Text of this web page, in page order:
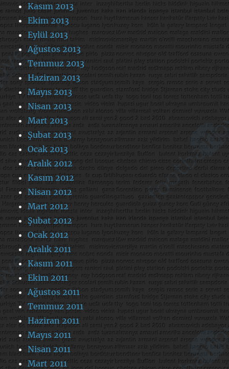
Kasım 2013
Ekim 2013
Eylül 2013
Ağustos 2013
Temmuz 2013
Haziran 2013
Mayıs 2013
Nisan 2013
Mart 2013
Şubat 2013
Ocak 2013
Aralık 2012
Kasım 2012
Nisan 2012
Mart 2012
Şubat 2012
Ocak 2012
Aralık 2011
Kasım 2011
Ekim 2011
Ağustos 2011
Temmuz 2011
Haziran 2011
Mayıs 2011
Nisan 2011
Mart 2011